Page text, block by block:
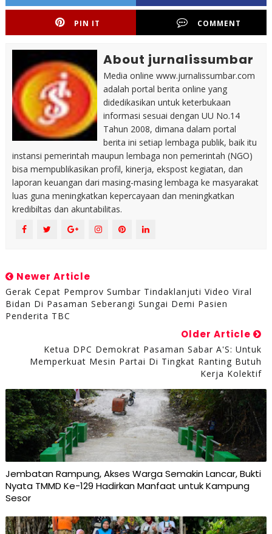
PIN IT COMMENT
About jurnalissumbar
Media online www.jurnalissumbar.com
adalah portal berita online yang
didedikasikan untuk keterbukaan
informasi sesuai dengan UU No.14
Tahun 2008, dimana dalam portal
berita ini setiap lembaga publik, baik itu
instansi pemerintah maupun lembaga non pemerintah (NGO)
bisa mempublikasikan profil, kinerja, ekspost kegiatan, dan
laporan keuangan dari masing-masing lembaga ke masyarakat
luas guna meningkatkan kepercayaan dan meningkatkan
kredibiltas dan akuntabilitas.
Newer Article
Gerak Cepat Pemprov Sumbar Tindaklanjuti Video Viral
Bidan Di Pasaman Seberangi Sungai Demi Pasien
Penderita TBC
Older Article
Ketua DPC Demokrat Pasaman Sabar A'S: Untuk
Memperkuat Mesin Partai Di Tingkat Ranting Butuh
Kerja Kolektif
Jembatan Rampung, Akses Warga Semakin Lancar, Bukti
Nyata TMMD Ke-129 Hadirkan Manfaat untuk Kampung
Sesor